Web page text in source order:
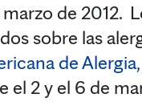
de 2012.
sobre las
de
el 2 y el 6 de